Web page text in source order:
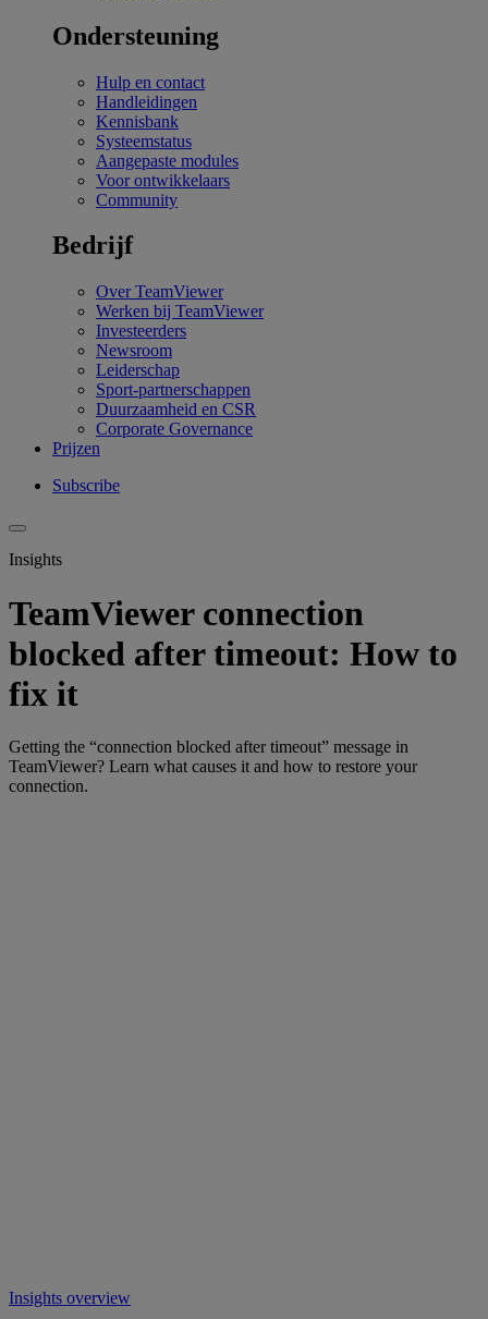
Ondersteuning
Hulp en contact
Handleidingen
Kennisbank
Systeemstatus
Aangepaste modules
Voor ontwikkelaars
Community
Bedrijf
Over TeamViewer
Werken bij TeamViewer
Investeerders
Newsroom
Leiderschap
Sport-partnerschappen
Duurzaamheid en CSR
Corporate Governance
Prijzen
Subscribe
Insights
TeamViewer connection
blocked after timeout: How to
fix it
Getting the “connection blocked after timeout” message in
TeamViewer? Learn what causes it and how to restore your
connection.
Insights overview